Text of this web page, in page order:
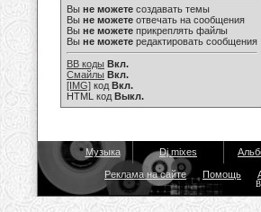
Вы не можете создавать темы
Вы не можете отвечать на сообщения
Вы не можете прикреплять файлы
Вы не можете редактировать сообщения
BB коды Вкл.
Смайлы Вкл.
[IMG] код Вкл.
HTML код Выкл.
Музыка Dj mixes
Реклама на сайте Помощь